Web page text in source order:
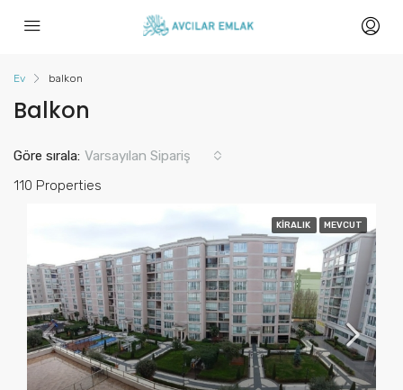
Ev balkon
Balkon
110 Properties
Göre sırala: Varsayılan Sipariş
KIRALIK MEVCUT